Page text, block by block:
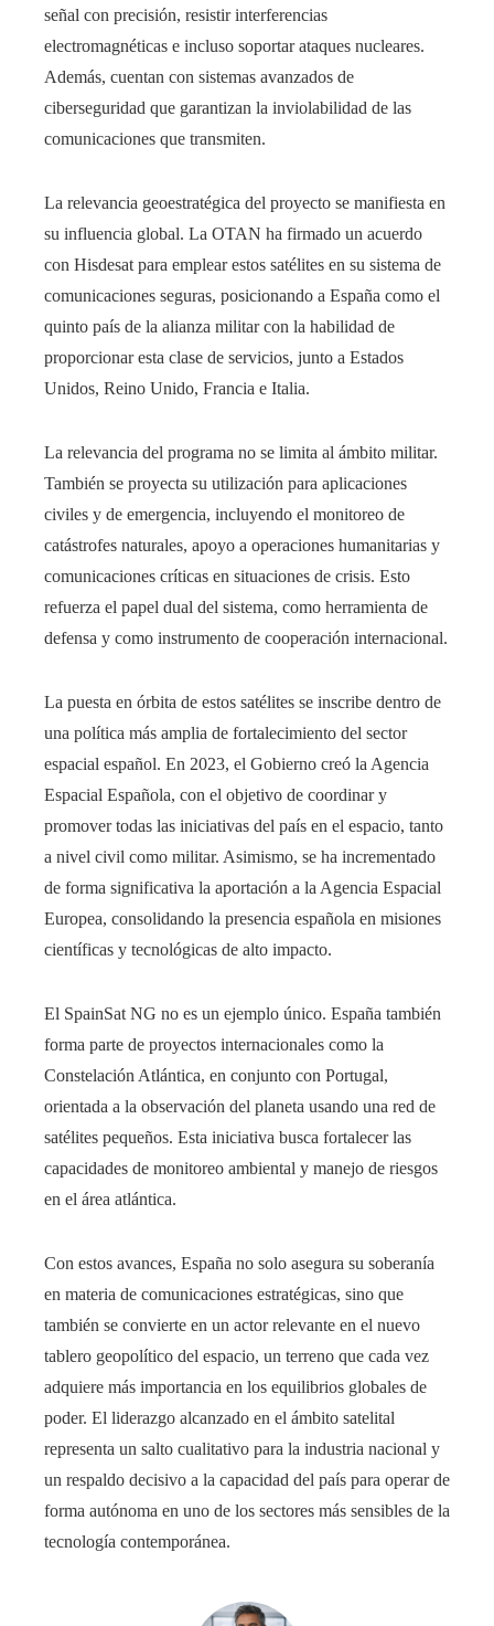
señal con precisión, resistir interferencias
electromagnéticas e incluso soportar ataques nucleares.
Además, cuentan con sistemas avanzados de
ciberseguridad que garantizan la inviolabilidad de las
comunicaciones que transmiten.
La relevancia geoestratégica del proyecto se manifiesta en
su influencia global. La OTAN ha firmado un acuerdo
con Hisdesat para emplear estos satélites en su sistema de
comunicaciones seguras, posicionando a España como el
quinto país de la alianza militar con la habilidad de
proporcionar esta clase de servicios, junto a Estados
Unidos, Reino Unido, Francia e Italia.
La relevancia del programa no se limita al ámbito militar.
También se proyecta su utilización para aplicaciones
civiles y de emergencia, incluyendo el monitoreo de
catástrofes naturales, apoyo a operaciones humanitarias y
comunicaciones críticas en situaciones de crisis. Esto
refuerza el papel dual del sistema, como herramienta de
defensa y como instrumento de cooperación internacional.
La puesta en órbita de estos satélites se inscribe dentro de
una política más amplia de fortalecimiento del sector
espacial español. En 2023, el Gobierno creó la Agencia
Espacial Española, con el objetivo de coordinar y
promover todas las iniciativas del país en el espacio, tanto
a nivel civil como militar. Asimismo, se ha incrementado
de forma significativa la aportación a la Agencia Espacial
Europea, consolidando la presencia española en misiones
científicas y tecnológicas de alto impacto.
El SpainSat NG no es un ejemplo único. España también
forma parte de proyectos internacionales como la
Constelación Atlántica, en conjunto con Portugal,
orientada a la observación del planeta usando una red de
satélites pequeños. Esta iniciativa busca fortalecer las
capacidades de monitoreo ambiental y manejo de riesgos
en el área atlántica.
Con estos avances, España no solo asegura su soberanía
en materia de comunicaciones estratégicas, sino que
también se convierte en un actor relevante en el nuevo
tablero geopolítico del espacio, un terreno que cada vez
adquiere más importancia en los equilibrios globales de
poder. El liderazgo alcanzado en el ámbito satelital
representa un salto cualitativo para la industria nacional y
un respaldo decisivo a la capacidad del país para operar de
forma autónoma en uno de los sectores más sensibles de la
tecnología contemporánea.